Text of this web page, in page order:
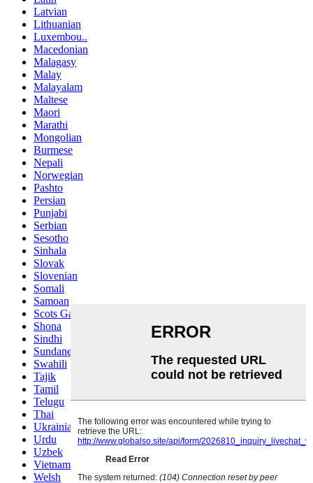
Latvian
Lithuanian
Luxembou..
Macedonian
Malagasy
Malay
Malayalam
Maltese
Maori
Marathi
Mongolian
Burmese
Nepali
Norwegian
Pashto
Persian
Punjabi
Serbian
Sesotho
Sinhala
Slovak
Slovenian
Somali
Samoan
Scots Gaelic
Shona
Sindhi
Sundanese
Swahili
Tajik
Tamil
Telugu
Thai
Ukrainian
Urdu
Uzbek
Vietnamese
Welsh